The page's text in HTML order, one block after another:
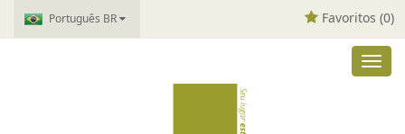
Português BR Favoritos (0)